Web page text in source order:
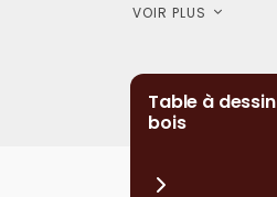
VOIR PLUS
Table à dessin
bois